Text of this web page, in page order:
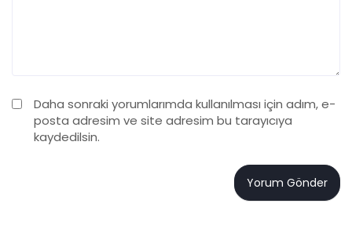
Daha sonraki yorumlarımda kullanılması için adım, e-
posta adresim ve site adresim bu tarayıcıya
kaydedilsin.